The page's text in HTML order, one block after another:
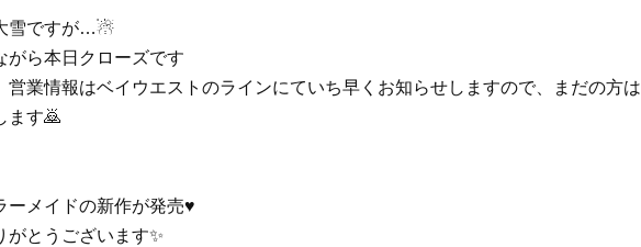
雪ですが…☃
がら本日クローズです
営業情報はベイウエストのラインにていち早くお知らせしますので、まだの方は
ます🙇
ーメイドの新作が発売♥
がとうございます✨